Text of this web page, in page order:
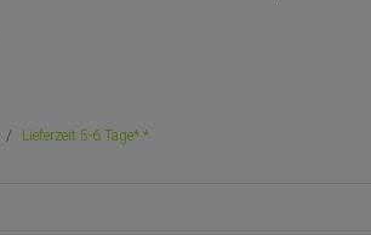
Lieferzeit 5-6 Tage*